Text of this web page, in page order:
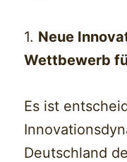
1. Neue
Wettbewerb
Es ist
Deutschland